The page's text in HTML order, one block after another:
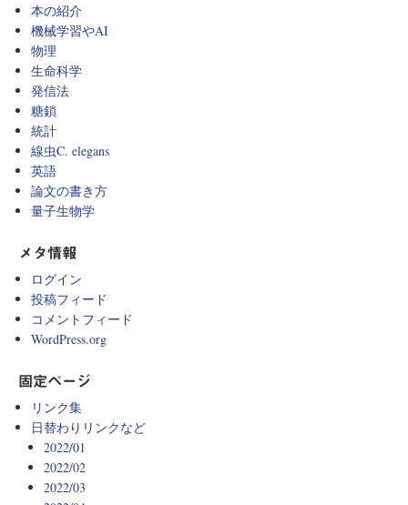
本の紹介
機械学習やAI
物理
生命科学
発信法
糖鎖
統計
線虫C. elegans
英語
論文の書き方
量子生物学
メタ情報
ログイン
投稿フィード
コメントフィード
WordPress.org
固定ページ
リンク集
日替わりリンクなど
2022/01
2022/02
2022/03